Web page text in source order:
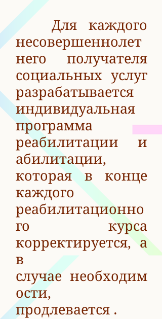
Для каждого
несовершеннолет
него получателя
социальных услуг
разрабатывается
индивидуальная
программа
реабилитации и
абилитации,
которая в конце
каждого
реабилитационно
го курса
корректируется, а
в
случае необходим
ости,
продлевается .